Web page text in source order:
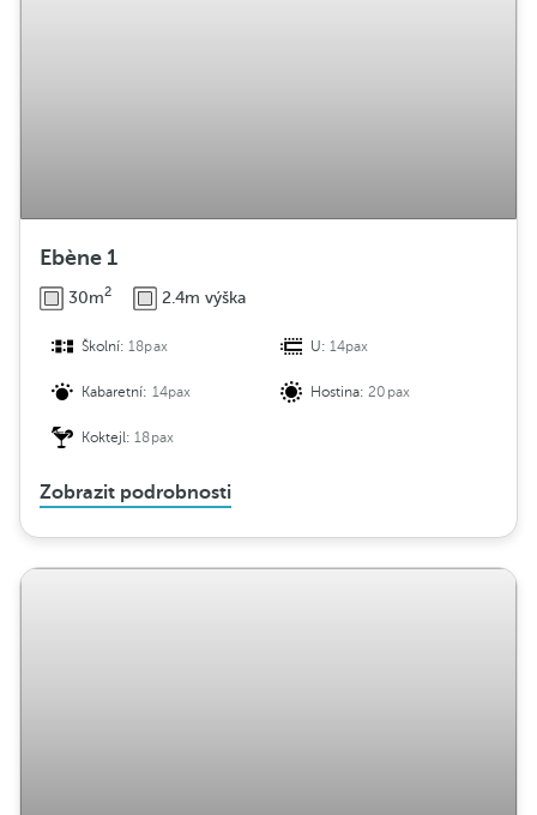
Ebène 1
30m2 2.4m výška
Školní:18pax U:14pax
Kabaretní: 14pax Hostina:20pax
Koktejl:18pax
Zobrazit podrobnosti